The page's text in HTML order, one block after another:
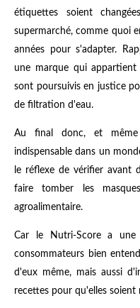
étiquettes soient
supermarché, comme quoi
années pour s'adapter.
une marque qui
sont poursuivis en justice
de filtration d'eau.
Au final donc, et
indispensable dans un
le réflexe de vérifier avant
faire tomber les
agroalimentaire.
Car le Nutri-Score a
consommateurs bien
d'eux même, mais aussi
recettes pour qu'elles